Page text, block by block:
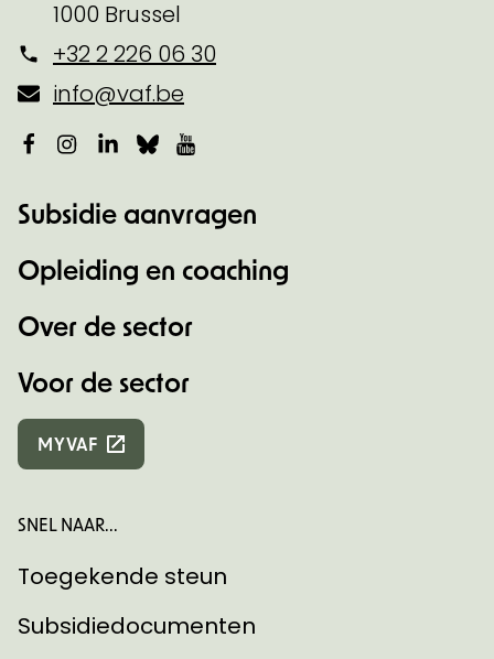
1000 Brussel
+32 2 226 06 30
info@vaf.be
Facebook
Instagram
LinkedIn
Bluesky
Subsidie aanvragen
Opleiding en coaching
Over de sector
Voor de sector
MYVAF
SNEL NAAR...
Toegekende steun
Subsidiedocumenten